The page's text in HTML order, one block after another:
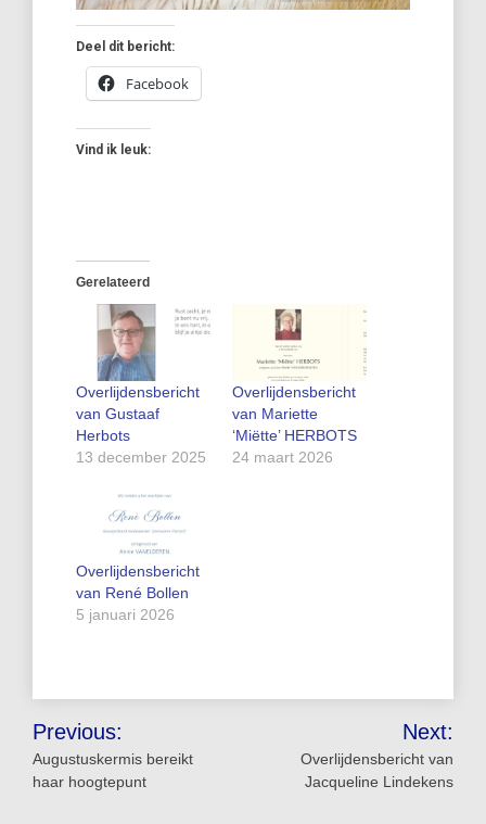
Deel dit bericht:
Facebook
Vind ik leuk:
Gerelateerd
Overlijdensbericht
van Gustaaf
Herbots
13 december 2025
Overlijdensbericht
van Mariette
‘Miëtte’ HERBOTS
24 maart 2026
Overlijdensbericht
van René Bollen
5 januari 2026
Bericht
navigatie
Previous:
Augustuskermis bereikt
haar hoogtepunt
Next:
Overlijdensbericht van
Jacqueline Lindekens